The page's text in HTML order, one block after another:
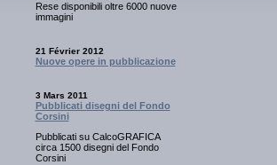
Rese disponibili oltre 6000 nuove
immagini
21 Février 2012
Nuove opere in pubblicazione
3 Mars 2011
Pubblicati disegni del Fondo
Corsini
Pubblicati su CalcoGRAFICA
circa 1500 disegni del Fondo
Corsini